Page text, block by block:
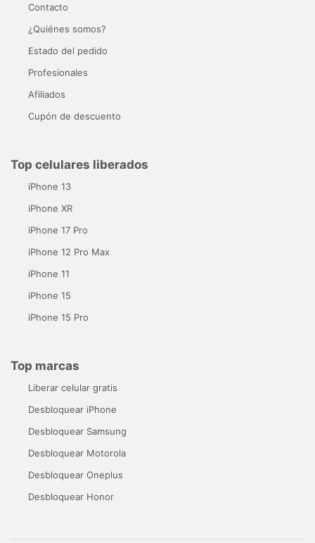
Contacto
¿Quiénes somos?
Estado del pedido
Profesionales
Afiliados
Cupón de descuento
Top celulares liberados
iPhone 13
iPhone XR
iPhone 17 Pro
iPhone 12 Pro Max
iPhone 11
iPhone 15
iPhone 15 Pro
Top marcas
Liberar celular gratis
Desbloquear iPhone
Desbloquear Samsung
Desbloquear Motorola
Desbloquear Oneplus
Desbloquear Honor